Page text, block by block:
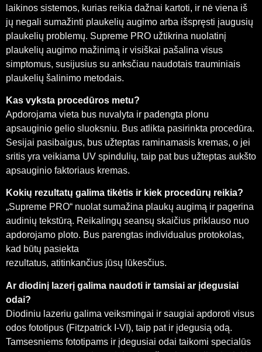
laikinos sistemos, kurias reikia dažnai kartoti, ir nė viena iš
jų negali sumažinti plaukelių augimo arba išspręsti įaugusių
plaukelių problemų. Supreme PRO užtikrina nuolatinį
plaukelių augimo mažinimą ir visiškai pašalina visus
simptomus, susijusius su anksčiau naudotais trauminiais
plaukelių šalinimo metodais.
Kas vyksta procedūros metu?
Apdorojama vieta bus nuvalyta ir padengta plonu
apsauginio gelio sluoksniu. Bus atlikta pasirinkta procedūra.
Sesijai pasibaigus, bus užteptas raminamasis kremas, o jei
sritis yra veikiama UV spindulių, taip pat bus užteptas aukšto
apsauginio faktoriaus kremas.
Kokių rezultatų galima tikėtis ir kiek procedūrų reikia?
„Supreme PRO“ nuolat sumažina plaukų augimą ir pagerina
audinių tekstūrą. Reikalingų seansų skaičius priklauso nuo
apdorojamo ploto. Bus parengtas individualus protokolas,
kad būtų pasiekta
rezultatus, atitinkančius jūsų lūkesčius.
Ar diodinį lazerį galima naudoti ir tamsiai ar įdegusiai
odai?
Diodiniu lazeriu galima veiksmingai ir saugiai apdoroti visus
odos fototipus (Fitzpatrick I-VI), taip pat ir įdegusią odą.
Tamsesniems fototipams ir įdegusiai odai taikomi specialūs